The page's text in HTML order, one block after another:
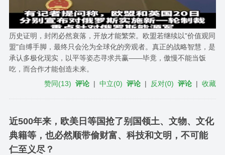
历史证明，封闭必然衰落，开放才能繁荣。欧盟若继续以"价值观同
盟"自缚手脚，最终只会沦为全球化的旁观者。真正的战略智慧，是
承认多极化现实，以平等姿态寻求共赢——毕竟，傲慢不能当饭
吃，而合作才能创造未来。
赞同(13) 评论 |中立(0) 评论 | 反对(0) 评论 |收藏
近500年来，欧美日等国抢了别国领土、文物、文化
典籍等，也必然顺带偷财富、科技和文明，不可能
仁至义尽？